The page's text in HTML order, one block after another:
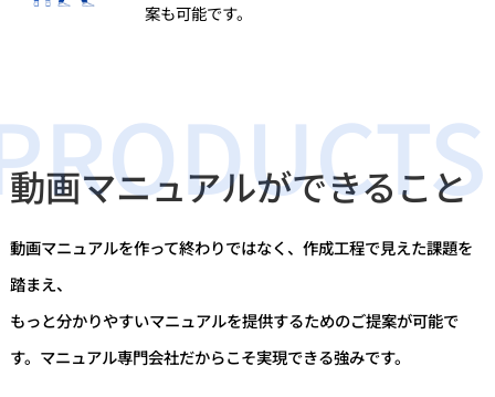
案も可能です。
動画マニュアルができること
動画マニュアルを作って終わりではなく、作成工程で見えた課題を
踏まえ、
もっと分かりやすいマニュアルを提供するためのご提案が可能で
す。マニュアル専門会社だからこそ実現できる強みです。